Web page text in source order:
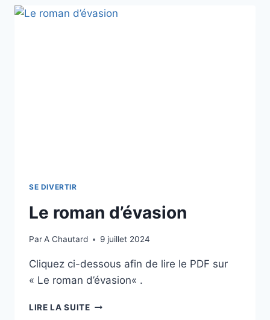
SE DIVERTIR
Le roman d’évasion
ParA Chautard 9 juillet 2024
Cliquez ci-dessous afin de lire le PDF sur
« Le roman d’évasion« .
LIRE LA SUITE